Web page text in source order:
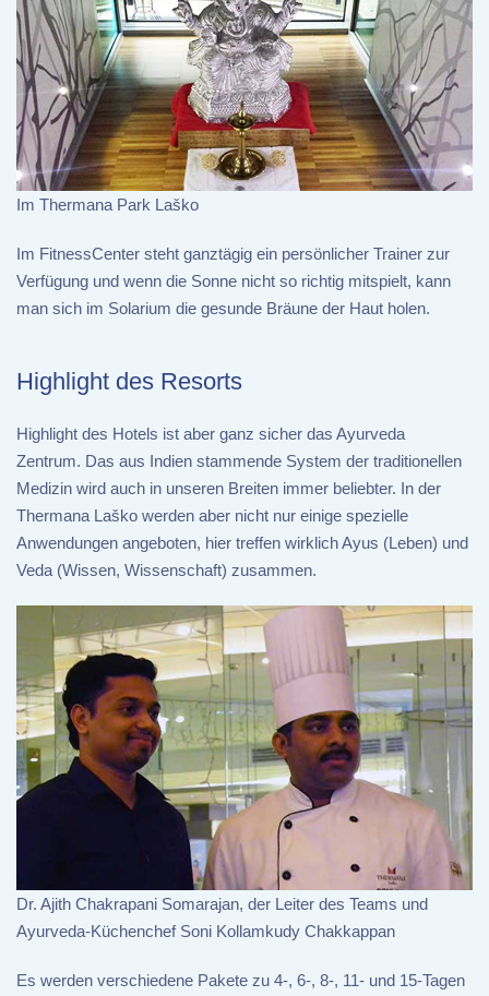
Im Thermana Park Laško
Im FitnessCenter steht ganztägig ein persönlicher Trainer zur
Verfügung und wenn die Sonne nicht so richtig mitspielt, kann
man sich im Solarium die gesunde Bräune der Haut holen.
Highlight des Resorts
Highlight des Hotels ist aber ganz sicher das Ayurveda
Zentrum. Das aus Indien stammende System der traditionellen
Medizin wird auch in unseren Breiten immer beliebter. In der
Thermana Laško werden aber nicht nur einige spezielle
Anwendungen angeboten, hier treffen wirklich Ayus (Leben) und
Veda (Wissen, Wissenschaft) zusammen.
Dr. Ajith Chakrapani Somarajan, der Leiter des Teams und
Ayurveda-Küchenchef Soni Kollamkudy Chakkappan
Es werden verschiedene Pakete zu 4-, 6-, 8-, 11- und 15-Tagen